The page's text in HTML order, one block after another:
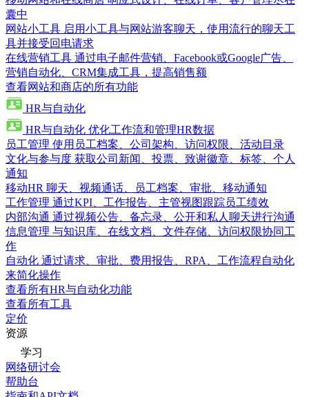
囊中
网站小工具 启用小工具与网站游客聊天，使用流行的聊天工
具并接受回电请求
在线营销工具 通过电子邮件营销、Facebook或Google广告、
营销自动化、CRM集成工具，提高销售额
查看网站和商店的所有功能
HR与自动化
HR与自动化 优化工作流和管理HR数据
员工管理 使用员工档案、公司架构、访问权限、活动目录
文化与参与度 获取公司新闻、投票、致谢徽章、标签、个人
通知
移动HR 聊天、视频通话、员工档案、审批、移动通知
工作管理 通过KPI、工作报告、主管视图跟踪员工绩效
内部沟通 通过视频公告、备忘录、公开和私人聊天进行沟通
信息管理 与知识库、在线文档、文件存储、访问权限协同工
作
自动化 通过请求、审批、费用报告、RPA、工作流程自动化
来简化操作
查看所有HR与自动化功能
查看所有工具
定价
资源
学习
网络研讨会
帮助台